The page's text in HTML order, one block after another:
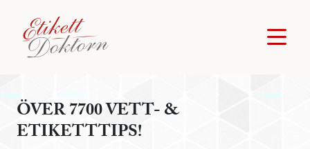
ÖVER 7700 VETT- &
ETIKETTTIPS!